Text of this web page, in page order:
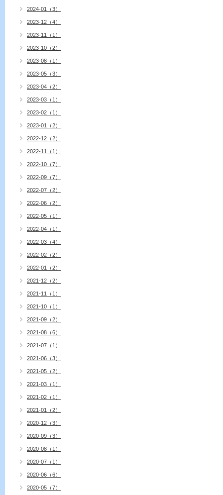
2024-01（3）
2023-12（4）
2023-11（1）
2023-10（2）
2023-08（1）
2023-05（3）
2023-04（2）
2023-03（1）
2023-02（1）
2023-01（2）
2022-12（2）
2022-11（1）
2022-10（7）
2022-09（7）
2022-07（2）
2022-06（2）
2022-05（1）
2022-04（1）
2022-03（4）
2022-02（2）
2022-01（2）
2021-12（2）
2021-11（1）
2021-10（1）
2021-09（2）
2021-08（6）
2021-07（1）
2021-06（3）
2021-05（2）
2021-03（1）
2021-02（1）
2021-01（2）
2020-12（3）
2020-09（3）
2020-08（1）
2020-07（1）
2020-06（6）
2020-05（7）